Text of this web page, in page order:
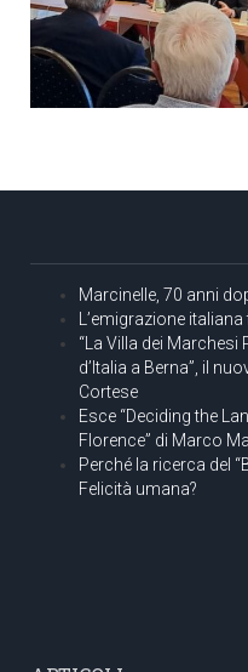
Marcinelle, 70 anni
L’emigrazione
“La Villa dei Marchesi
d’Italia a Berna”, il
Cortese
Esce “Deciding the
Florence” di Marco
Perché la ricerca del
Felicità umana?